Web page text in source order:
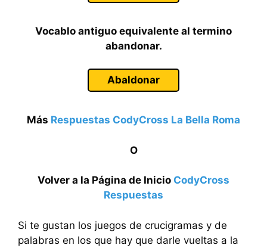
Vocablo antiguo equivalente al termino
abandonar.
Abaldonar
Más Respuestas CodyCross La Bella Roma
O
Volver a la Página de Inicio CodyCross
Respuestas
Si te gustan los juegos de crucigramas y de
palabras en los que hay que darle vueltas a la